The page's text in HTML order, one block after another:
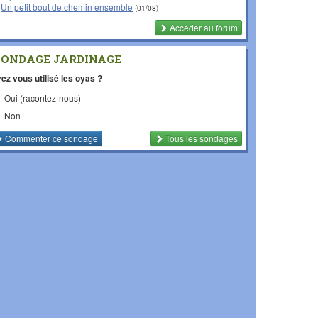
Un petit bout de chemin ensemble (01/08)
Accéder au forum
JARDINAGE
vous utilisé les oyas ?
Oui (racontez-nous)
Non
Commenterce sondage Tous les sondages